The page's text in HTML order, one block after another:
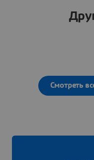
Смотреть